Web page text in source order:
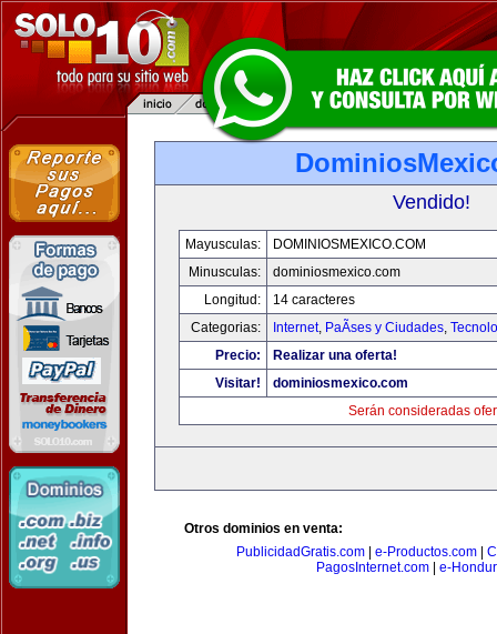
Vendido!
Mayusculas:
DOMINIOSMEXICO.COM
Minusculas:
dominiosmexico.com
Longitud:
14 caracteres
Categorias:
Internet, PaÃ­ses y Ciudades,
Precio:
Realizar una oferta!
Visitar!
dominiosmexico.com
Serán consideradas
Otros dominios en venta:
PublicidadGratis.com
e-Productos.com
PagosInternet.com
e-